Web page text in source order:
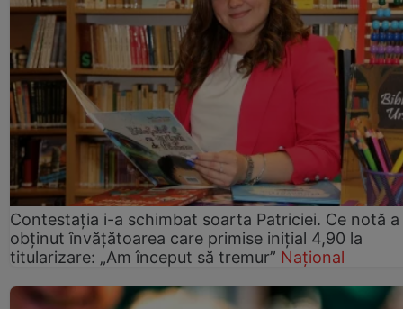
Contestația i-a schimbat soarta Patriciei. Ce notă a
obținut învățătoarea care primise inițial 4,90 la
titularizare: „Am început să tremur” Național